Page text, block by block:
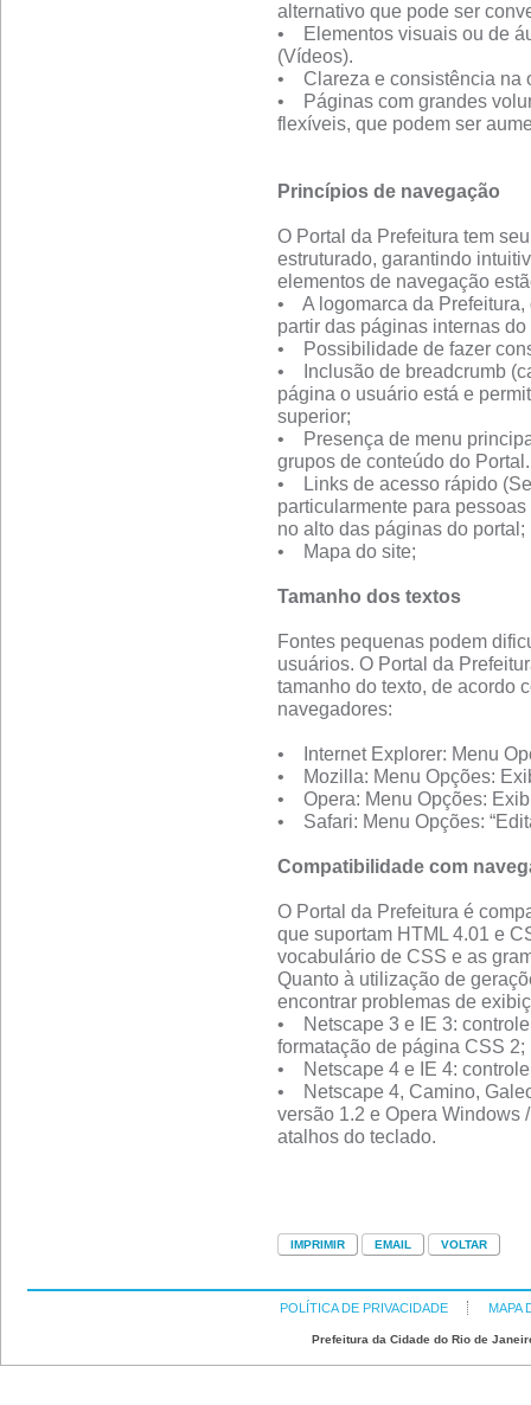
alternativo que pode ser
• Elementos visuais ou de
(Vídeos).
• Clareza e consistência na
• Páginas com grandes
flexíveis, que podem ser
Princípios de navegação
O Portal da Prefeitura tem
estruturado, garantindo
elementos de navegação
• A logomarca da Prefeitura,
partir das páginas internas do
• Possibilidade de fazer
• Inclusão de breadcrumb
página o usuário está e
superior;
• Presença de menu
grupos de conteúdo do Portal.
• Links de acesso rápido
particularmente para
no alto das páginas do portal;
• Mapa do site;
Tamanho dos textos
Fontes pequenas podem
usuários. O Portal da
tamanho do texto, de acordo
navegadores:
• Internet Explorer: Menu
• Mozilla: Menu Opções:
• Opera: Menu Opções:
• Safari: Menu Opções:
Compatibilidade com
O Portal da Prefeitura é
que suportam HTML 4.01 e
vocabulário de CSS e as
Quanto à utilização de
encontrar problemas de
• Netscape 3 e IE 3:
formatação de página CSS 2;
• Netscape 4 e IE 4:
• Netscape 4, Camino,
versão 1.2 e Opera Windows
atalhos do teclado.
POLÍTICA DE PRIVACIDADE MAPA
Prefeitura da Cidade do Rio de